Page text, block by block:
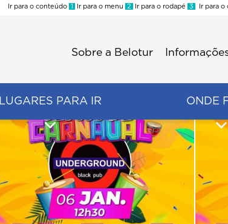
Ir para o conteúdo 1 Ir para o menu 2 Ir para o rodapé 3 Ir para o
Sobre a Belotur
LUGARES PARA IR ONDE